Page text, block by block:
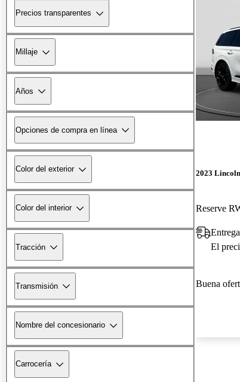
Precios transparentes
Millaje
Años
Opciones de compra en línea
Color del exterior
Color del interior
Tracción
Transmisión
Nombre del concesionario
Carrocería
2023
Reserve
El
Buena